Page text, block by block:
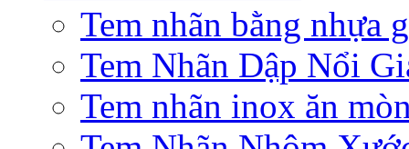
Tem nhãn bằng nhựa
Tem Nhãn Dập Nổi
Tem nhãn inox ăn